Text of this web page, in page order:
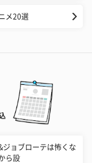
メ20選
ジョブローテは怖くな
ら設